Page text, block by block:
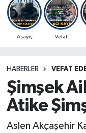
Asayiş Vefat
HABERLER VEFAT
Şimşek
Atike
Aslen Akçaşehir
Spor
Ulusal
Vefat Edenler